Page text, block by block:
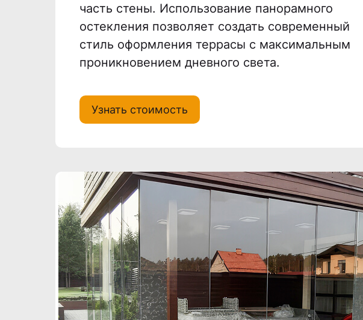
часть стены. Использование панорамного
остекления позволяет создать современный
стиль оформления террасы с максимальным
проникновением дневного света.
Узнать стоимость